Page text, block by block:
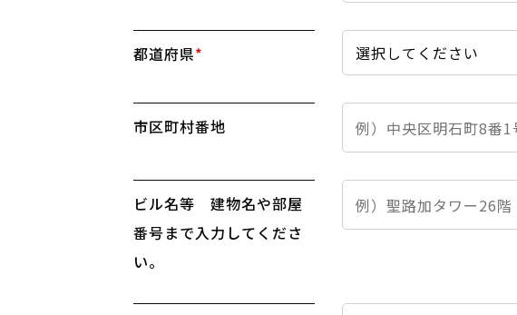
都道府県*
市区町村番地
ビル名等 建物名や部屋
番号まで入力してくださ
い。